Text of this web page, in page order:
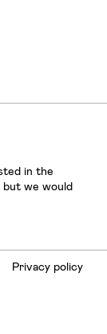
in the
we would
Privacy policy